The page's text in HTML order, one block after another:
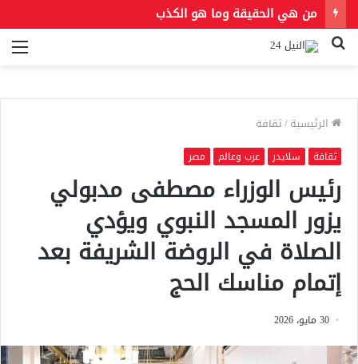
بحث
الرئيسية/ثقافة
ثقافة سلايدر عرب وعالم مصر
رئيس الوزراء مصطفى مدبولي
يزور المسجد النبوي ويؤدي
الصلاة في الروضة الشريفة بعد
إتمام مناسك الحج
30 مايو، 2026